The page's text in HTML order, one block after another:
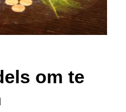
om te